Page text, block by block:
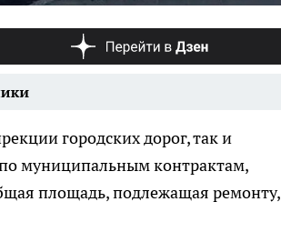
городских дорог, так и
муниципальным контрактам,
площадь, подлежащая ремонту,